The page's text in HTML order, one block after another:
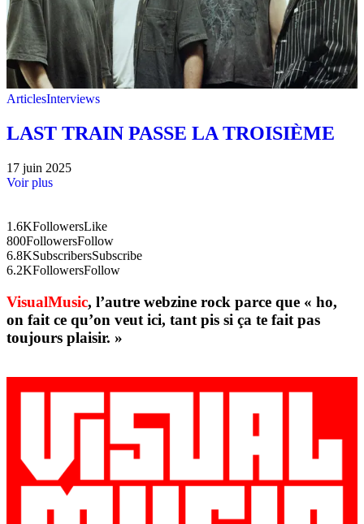
ArticlesInterviews
LAST TRAIN PASSE LA TROISIÈME
17 juin 2025
Voir plus
1.6KFollowersLike
800FollowersFollow
6.8KSubscribersSubscribe
6.2KFollowersFollow
VisualMusic, l’autre webzine rock parce que « ho,
on fait ce qu’on veut ici, tant pis si ça te fait pas
toujours plaisir. »